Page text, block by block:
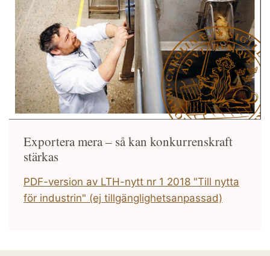
Exportera mera – så kan konkurrenskraft
stärkas
PDF-version av LTH-nytt nr 1 2018 "Till nytta
för industrin" (ej tillgänglighetsanpassad)